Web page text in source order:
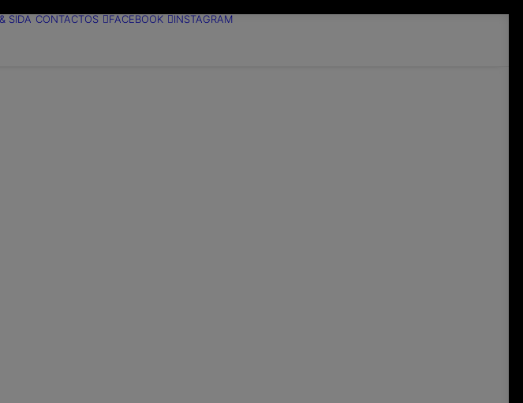
SIDA CONTACTOS FACEBOOK INSTAGRAM